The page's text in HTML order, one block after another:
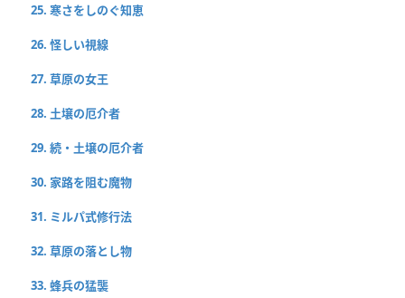
25. 寒さをしのぐ知恵
26. 怪しい視線
27. 草原の女王
28. 土壌の厄介者
29. 続・土壌の厄介者
30. 家路を阻む魔物
31. ミルパ式修行法
32. 草原の落とし物
33. 蜂兵の猛襲